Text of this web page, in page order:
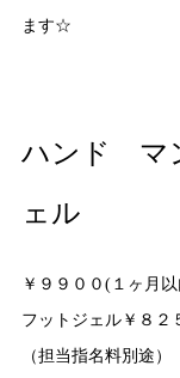
ます☆
ハンド マ
ェル
￥９９００(１ヶ月
フットジェル￥８２
（担当指名料別途）